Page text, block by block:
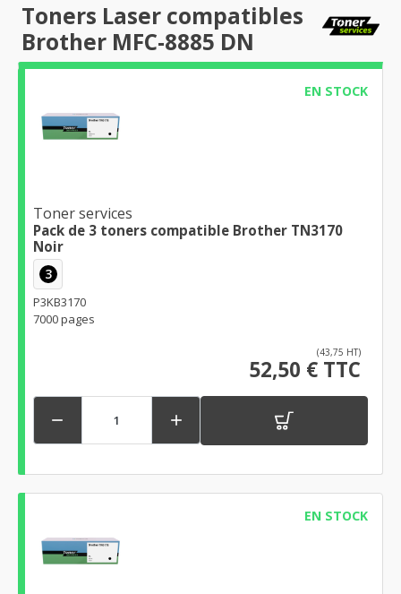
Toners Laser compatibles
Brother MFC-8885 DN
EN STOCK
Toner services
Pack de 3 toners compatible Brother TN3170
Noir
3
P3KB3170
7000 pages
(43,75 HT)
52,50 € TTC
 
EN STOCK